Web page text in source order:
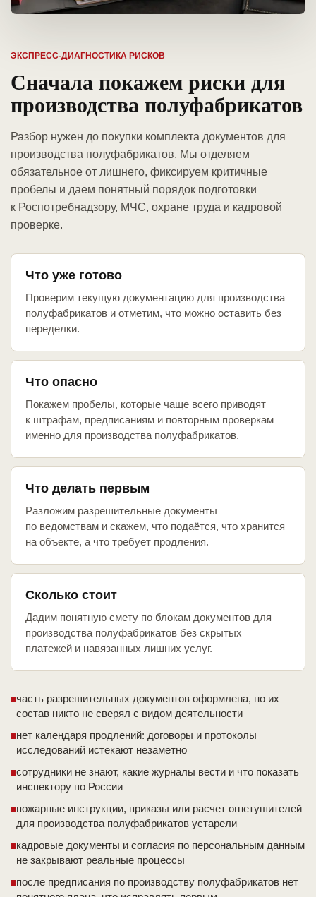
ЭКСПРЕСС-ДИАГНОСТИКА РИСКОВ
Сначала покажем риски для
производства полуфабрикатов
Разбор нужен до покупки комплекта документов для
производства полуфабрикатов. Мы отделяем
обязательное от лишнего, фиксируем критичные
пробелы и даем понятный порядок подготовки
к Роспотребнадзору, МЧС, охране труда и кадровой
проверке.
Что уже готово
Проверим текущую документацию для производства
полуфабрикатов и отметим, что можно оставить без
переделки.
Что опасно
Покажем пробелы, которые чаще всего приводят
к штрафам, предписаниям и повторным проверкам
именно для производства полуфабрикатов.
Что делать первым
Разложим разрешительные документы
по ведомствам и скажем, что подаётся, что хранится
на объекте, а что требует продления.
Сколько стоит
Дадим понятную смету по блокам документов для
производства полуфабрикатов без скрытых
платежей и навязанных лишних услуг.
часть разрешительных документов оформлена, но их
состав никто не сверял с видом деятельности
нет календаря продлений: договоры и протоколы
исследований истекают незаметно
сотрудники не знают, какие журналы вести и что показать
инспектору по России
пожарные инструкции, приказы или расчет огнетушителей
для производства полуфабрикатов устарели
кадровые документы и согласия по персональным данным
не закрывают реальные процессы
после предписания по производству полуфабрикатов нет